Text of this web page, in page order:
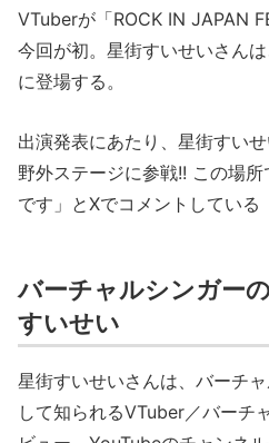
VTuberが「ROCK IN JAPAN
今回が初。星街すいせいさん
に登場する。
出演発表にあたり、星街すい
野外ステージに参戦!! この場
です」とXでコメントしている
バーチャルシンガー
すいせい
星街すいせいさんは、バーチ
して知られるVTuber／バーチ